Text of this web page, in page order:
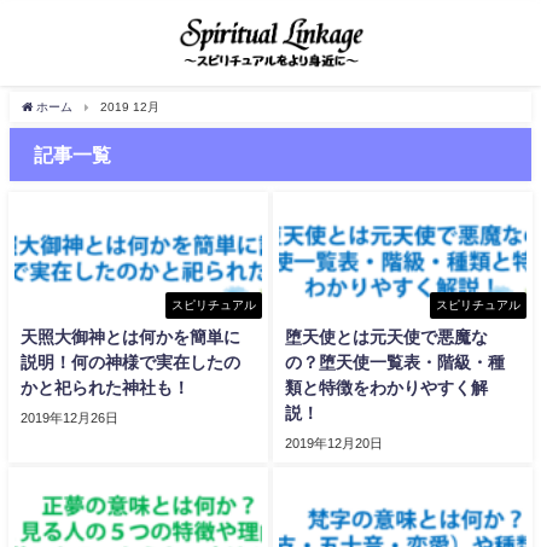
ホーム 2019 12月
記事一覧
スピリチュアル
天照大御神とは何かを簡単に
説明！何の神様で実在したの
かと祀られた神社も！
2019年12月26日
スピリチュアル
堕天使とは元天使で悪魔な
の？堕天使一覧表・階級・種
類と特徴をわかりやすく解
説！
2019年12月20日